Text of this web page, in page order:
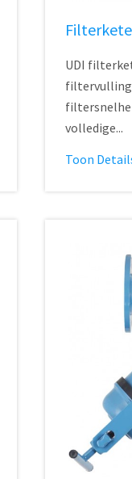
UDI
volledige...
Toon